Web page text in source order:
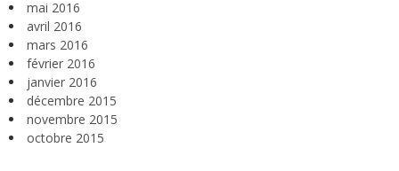
mai 2016
avril 2016
mars 2016
février 2016
janvier 2016
décembre 2015
novembre 2015
octobre 2015